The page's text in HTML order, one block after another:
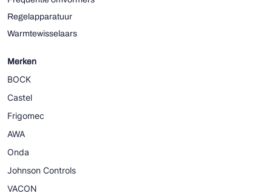
Regelapparatuur
Warmtewisselaars
Merken
BOCK
Castel
Frigomec
AWA
Onda
Johnson Controls
VACON